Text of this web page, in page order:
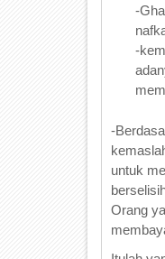
-
-
-
untuk
Orang